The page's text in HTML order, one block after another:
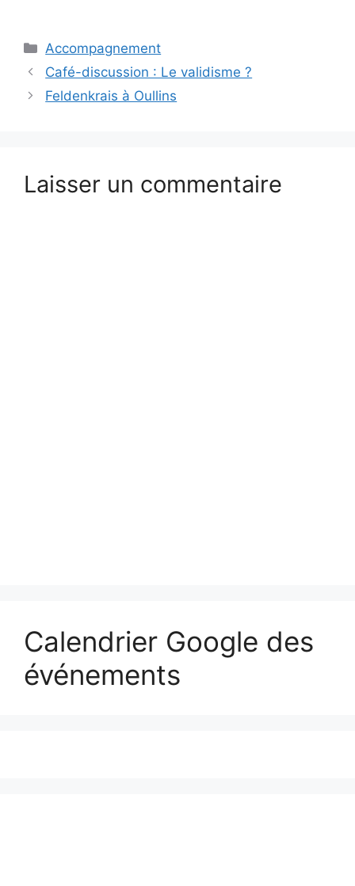
Catégories
Accompagnement
Café-discussion : Le validisme ?
Feldenkrais à Oullins
Laisser un commentaire
Calendrier Google des
événements